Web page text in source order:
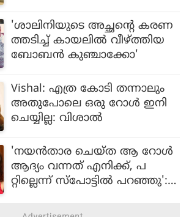
'ശാലിനിയുടെ അച്ഛന്റെ കരണ
ത്തടിച്ച് കായലിൽ വീഴ്ത്തിയ
ബോബന്‍ കുഞ്ചാക്കോ'
Vishal: എത്ര കോടി തന്നാലും
അതുപോലെ ഒരു റോൾ ഇനി
ചെയ്യില്ല: വിശാൽ
'നയൻതാര ചെയ്ത ആ റോൾ
ആദ്യം വന്നത് എനിക്ക്, പ
റ്റില്ലെന്ന് സ്പോട്ടിൽ പറഞ്ഞു':